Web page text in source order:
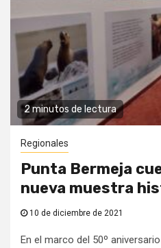
2 minutos de lectura
Regionales
Punta Bermeja
nueva muestra
10 de diciembre de 2021
En el marco del 50º